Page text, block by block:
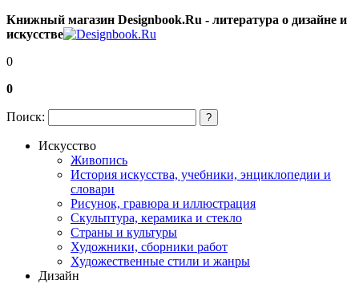
Книжный магазин Designbook.Ru - литература о дизайне и
искусстве
0
0
Поиск: ?
Искусство
Живопись
История искусства, учебники, энциклопедии и
словари
Рисунок, гравюра и иллюстрация
Скульптура, керамика и стекло
Страны и культуры
Художники, сборники работ
Художественные стили и жанры
Дизайн